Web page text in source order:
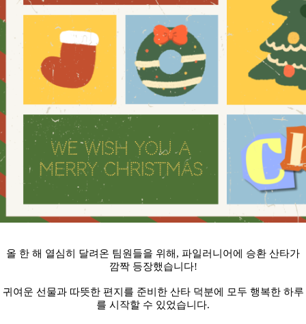
올 한 해 열심히 달려온 팀원들을 위해, 파일러니어에 승환 산타가
깜짝 등장했습니다!
귀여운 선물과 따뜻한 편지를 준비한 산타 덕분에 모두 행복한 하루
를 시작할 수 있었습니다.